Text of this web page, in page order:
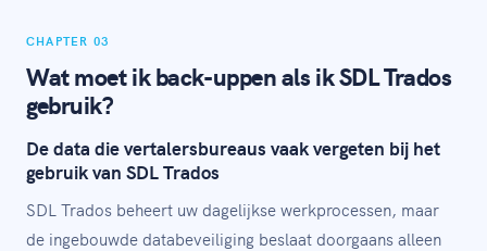
CHAPTER 03
Wat moet ik back-uppen als ik SDL Trados
gebruik?
De data die vertalersbureaus vaak vergeten bij het
gebruik van SDL Trados
SDL Trados beheert uw dagelijkse werkprocessen, maar
de ingebouwde databeveiliging beslaat doorgaans alleen